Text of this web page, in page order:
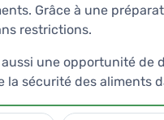
Grâce à une
restrictions.
une opportunité de
sécurité des aliments